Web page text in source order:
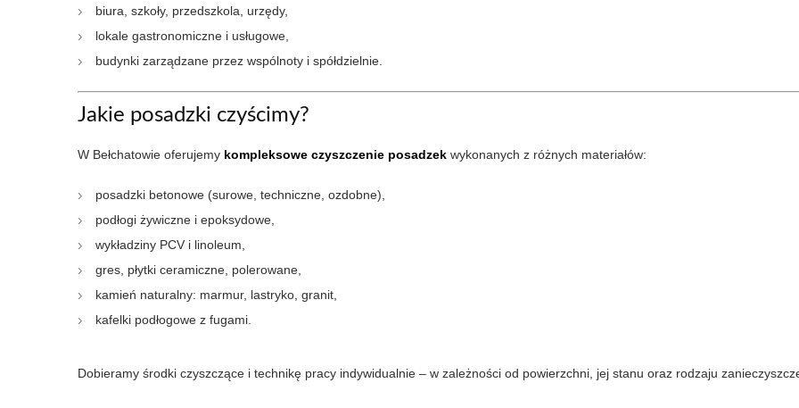
biura, szkoły, przedszkola, urzędy,
lokale gastronomiczne i usługowe,
budynki zarządzane przez wspólnoty i spółdzielnie.
Jakie posadzki czyścimy?
W Bełchatowie oferujemy kompleksowe czyszczenie posadzek wykonanych z różnych materiałów:
posadzki betonowe (surowe, techniczne, ozdobne),
podłogi żywiczne i epoksydowe,
wykładziny PCV i linoleum,
gres, płytki ceramiczne, polerowane,
kamień naturalny: marmur, lastryko, granit,
kafelki podłogowe z fugami.
Dobieramy środki czyszczące i technikę pracy indywidualnie – w zależności od powierzchni, jej stanu oraz rodzaju